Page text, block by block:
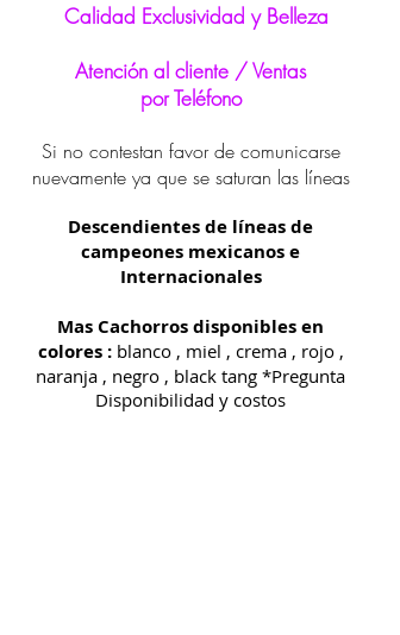
Calidad Exclusividad y Belleza
Atención al cliente / Ventas
por Teléfono
Si no contestan favor de comunicarse
nuevamente ya que se saturan las líneas
Descendientes de líneas de
campeones mexicanos e
Internacionales
Mas Cachorros disponibles en
colores :blanco , miel , crema , rojo ,
naranja , negro , black tang *Pregunta
Disponibilidad y costos